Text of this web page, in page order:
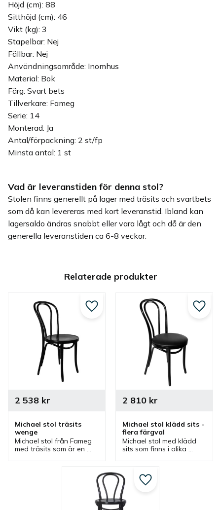
Höjd (cm): 88
Sitthöjd (cm): 46
Vikt (kg): 3
Stapelbar: Nej
Fällbar: Nej
Användningsområde: Inomhus
Material: Bok
Färg: Svart bets
Tillverkare: Fameg
Serie: 14
Monterad: Ja
Antal/förpackning: 2 st/fp
Minsta antal: 1 st
Vad är leveranstiden för denna stol?
Stolen finns generellt på lager med träsits och svartbets
som då kan levereras med kort leveranstid. Ibland kan
lagersaldo ändras snabbt eller vara lågt och då är den
generella leveranstiden ca 6-8 veckor.
Relaterade produkter
Michael stol träsits
wenge
Michael stol från Fameg
med träsits som är en
2 538kr
Lägg till i favoriter
Michael stol klädd sits -
flera färgval
Michael stol med klädd
sits som finns i olika
passar bra som cafestol,
restaurangstol och
matstol.
2 810kr
Lägg
Lägg till i favoriter